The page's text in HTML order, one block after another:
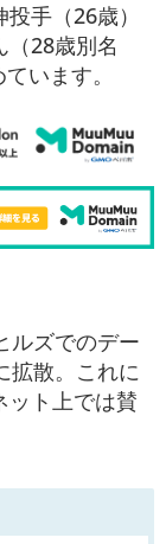
手（26歳）
28歳別名
います。
ルズでのデー
拡散。これに
ット上では賛